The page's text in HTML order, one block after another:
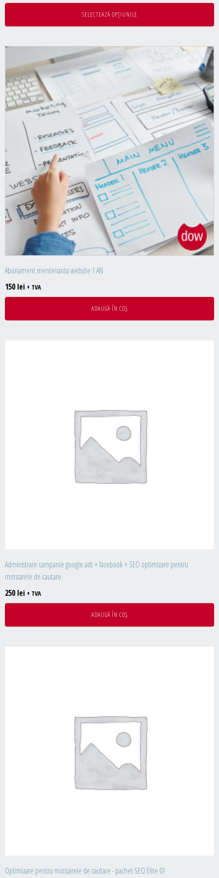
de
prețuri:
1.000 lei
la
2.000 lei
SELECTEAZĂ OPȚIUNILE
Abonament mentenanta website 1 AN
150lei + TVA
ADAUGĂ ÎN COȘ
Administrare campanie google ads + facebook + SEO optimizare pentru
motoarele de cautare
250lei + TVA
ADAUGĂ ÎN COȘ
Optimizare pentru motoarele de cautare - pachet SEO Elite 01